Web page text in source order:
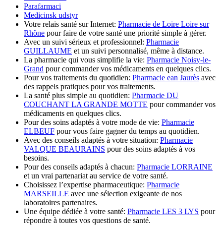
Parafarmaci
Medicinsk udstyr
Votre relais santé sur Internet: Pharmacie de Loire Loire sur
Rhône pour faire de votre santé une priorité simple à gérer.
Avec un suivi sérieux et professionnel: Pharmacie
GUILLAUME et un suivi personnalisé, même à distance.
La pharmacie qui vous simplifie la vie: Pharmacie Noisy-le-
Grand pour commander vos médicaments en quelques clics.
Pour vos traitements du quotidien: Pharmacie ean Jaurès avec
des rappels pratiques pour vos traitements.
La santé plus simple au quotidien: Pharmacie DU
COUCHANT LA GRANDE MOTTE pour commander vos
médicaments en quelques clics.
Pour des soins adaptés à votre mode de vie: Pharmacie
ELBEUF pour vous faire gagner du temps au quotidien.
Avec des conseils adaptés à votre situation: Pharmacie
VALQUE BEAURAINS pour des soins adaptés à vos
besoins.
Pour des conseils adaptés à chacun: Pharmacie LORRAINE
et un vrai partenariat au service de votre santé.
Choisissez l’expertise pharmaceutique: Pharmacie
MARSEILLE avec une sélection exigeante de nos
laboratoires partenaires.
Une équipe dédiée à votre santé: Pharmacie LES 3 LYS pour
répondre à toutes vos questions de santé.